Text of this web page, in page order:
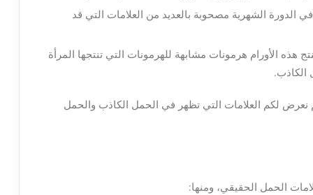
الشهرية مصحوبة بالعديد من العلامات التي قد
هذه الأورام هرمونات مشابهة للهرمونات التي تنتجها المرأة
الكاذب.
نعرض لكم العلامات التي تظهر في الحمل الكاذب والحمل
الحمل الحقيقي، ومنها: